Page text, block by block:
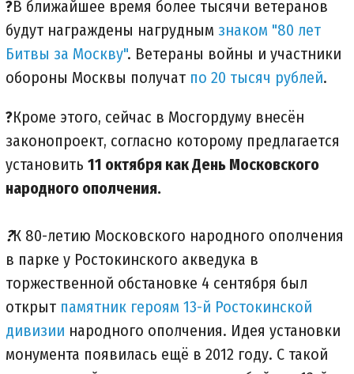
?В ближайшее время более тысячи ветеранов
будут награждены нагрудным знаком "80 лет
Битвы за Москву". Ветераны войны и участники
обороны Москвы получат по 20 тысяч рублей.
?Кроме этого, сейчас в Мосгордуму внесён
законопроект, согласно которому предлагается
установить 11 октября как День Московского
народного ополчения.
?К 80-летию Московского народного ополчения
в парке у Ростокинского акведука в
торжественной обстановке 4 сентября был
открыт памятник героям 13-й Ростокинской
дивизии народного ополчения. Идея установки
монумента появилась ещё в 2012 году. С такой